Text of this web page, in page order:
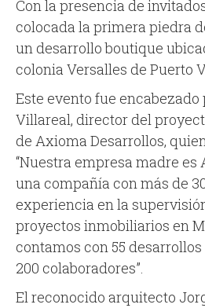
Con la presencia de
colocada la primera piedra
un desarrollo boutique
colonia Versalles de Puerto
Este evento fue
Villareal, director del
de Axioma Desarrollos,
“Nuestra empresa madre es
una compañía con más de
experiencia en la
proyectos inmobiliarios en
contamos con 55
200 colaboradores”.
El reconocido arquitecto